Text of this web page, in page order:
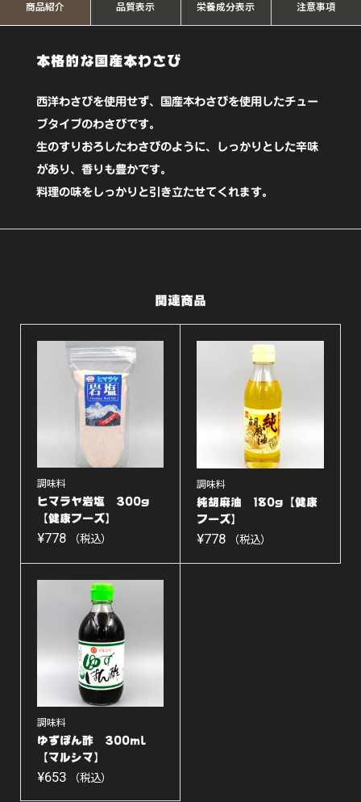
わ
び
京
フ
ー
ド】
商品紹介 品質表示 栄養成分表示 注意事項
本格的な国産本わさび
西洋わさびを使用せず、国産本わさびを使用したチュー
ブタイプのわさびです。
生のすりおろしたわさびのように、しっかりとした辛味
があり、香りも豊かです。
料理の味をしっかりと引き立たせてくれます。
関連商品
調味料
ヒマラヤ岩塩 300g
【健康フーズ】
¥778 （税込）
調味料
純胡麻油 180g【健康
フーズ】
¥778 （税込）
調味料
ゆずぽん酢 300ml
【マルシマ】
¥653 （税込）